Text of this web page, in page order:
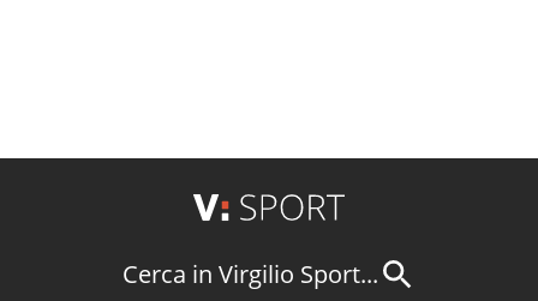
Cerca in Virgilio Sport...